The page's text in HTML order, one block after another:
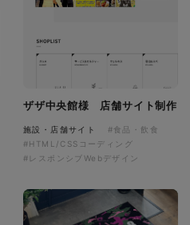
ザザ中央館様 店舗サイト制作
施設・店舗サイト
#食品・飲食
#HTML/CSSコーディング
#レスポンシブWebデザイン